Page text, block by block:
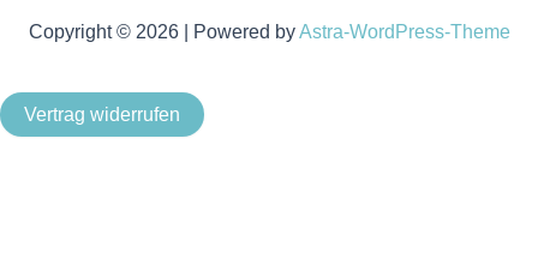
Copyright © 2026 | Powered byAstra-WordPress-Theme
Vertrag widerrufen